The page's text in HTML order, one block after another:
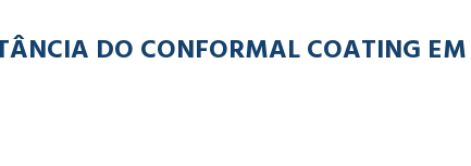
DO CONFORMAL COATING EM